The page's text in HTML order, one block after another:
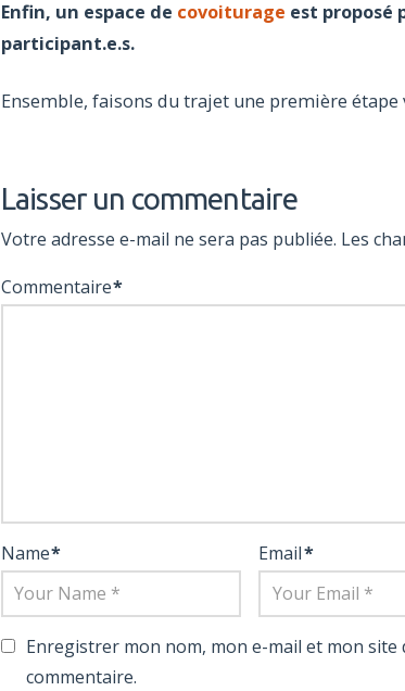
Enfin, un espace de covoiturage est proposé
participant.e.s.
Ensemble, faisons du trajet une première étape
Laisser un commentaire
Votre adresse e-mail ne sera pas publiée. Les
Commentaire*
Name* Email*
Enregistrer mon nom, mon e-mail et mon
commentaire.